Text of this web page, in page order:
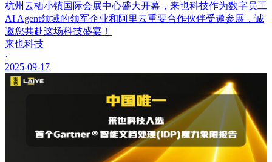
杭州云栖小镇国际会展中心盛大开幕，来也科技作为数字员工
AI Agent领域的领军企业和阿里云重要合作伙伴受邀参展，诚
邀您共赴这场科技盛宴！
来也科技
·
2025-09-17